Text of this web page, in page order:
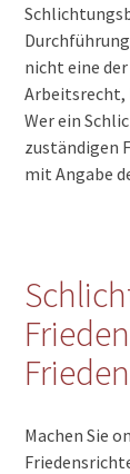
nicht eine
Arbeitsrecht,
Wer ein
zuständigen
mit Angabe
Machen Sie